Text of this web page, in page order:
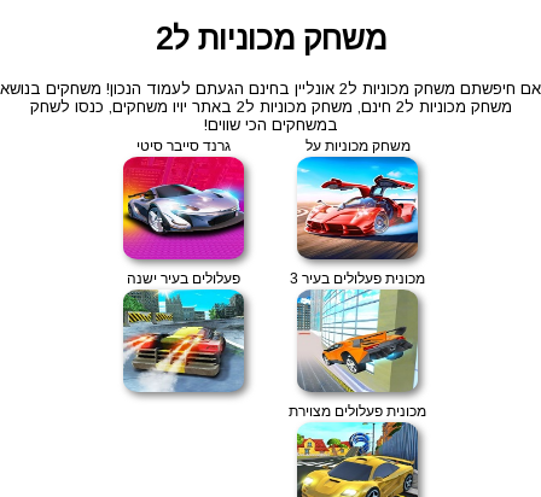
משחק מכוניות ל2
אם חיפשתם משחק מכוניות ל2 אונליין בחינם הגעתם לעמוד הנכון! משחקים בנושא
משחק מכוניות ל2 חינם, משחק מכוניות ל2 באתר יויו משחקים, כנסו לשחק
במשחקים הכי שווים!
משחק מכוניות על גרנד סייבר סיטי
מכונית פעלולים בעיר 3 פעלולים בעיר ישנה
מכונית פעלולים מצוירת